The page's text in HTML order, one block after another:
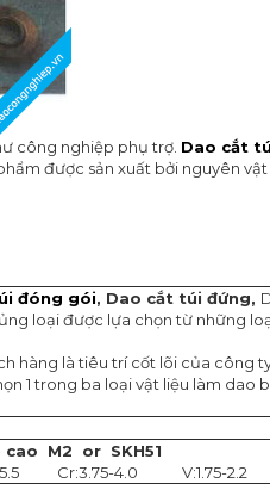
công nghiệp phụ trợ. Dao cắt
được sản xuất bởi nguyên vật
đóng gói, Dao cắt túi đứng,
loại được lựa chọn từ những
hàng là tiêu trí cốt lõi của công
1 trong ba loại vật liệu làm dao
cao M2 or SKH51
Cr:3.75-4.0 V:1.75-2.2